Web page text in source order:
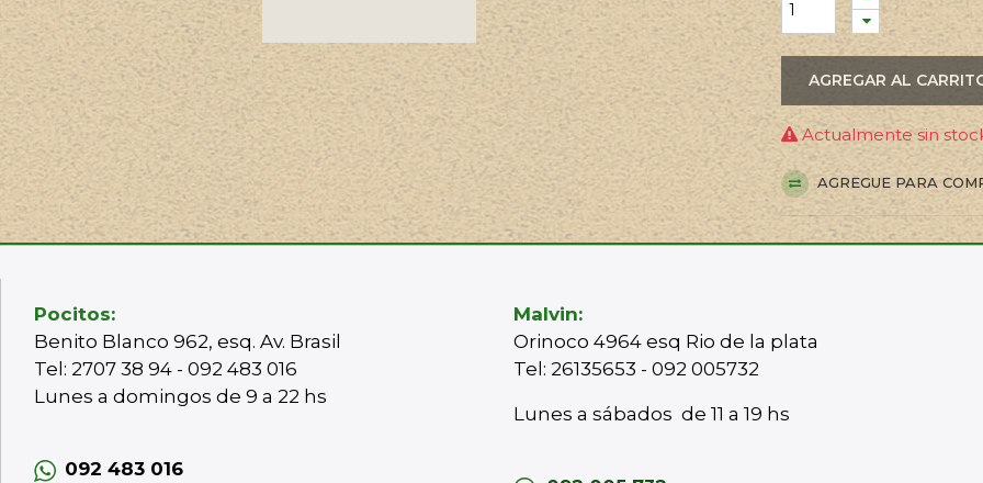
AGREGAR AL
Actualmente sin
AGREGUE PARA
Pocitos:
Benito Blanco 962, esq. Av. Brasil
Tel: 2707 38 94 - 092 483 016
Lunes a domingos de 9 a 22 hs
092 483 016
Malvin:
Orinoco 4964 esq Rio de la plata
Tel: 26135653 - 092 005732
Lunes a sábados de 11 a 19 hs